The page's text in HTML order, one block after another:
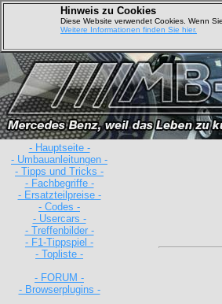
Hinweis zu Cookies
Diese Website verwendet Cookies. Wenn
Weitere Informationen finden Sie hier.
- Hauptseite -
- Umbauanleitungen -
- Tipps und Tricks -
- Fachbegriffe -
- Ersatzteilpreise -
- Codes -
- Usercars -
- Treffenbilder -
- F1-Tippspiel -
- Topliste -
- FORUM -
- Browserplugins -